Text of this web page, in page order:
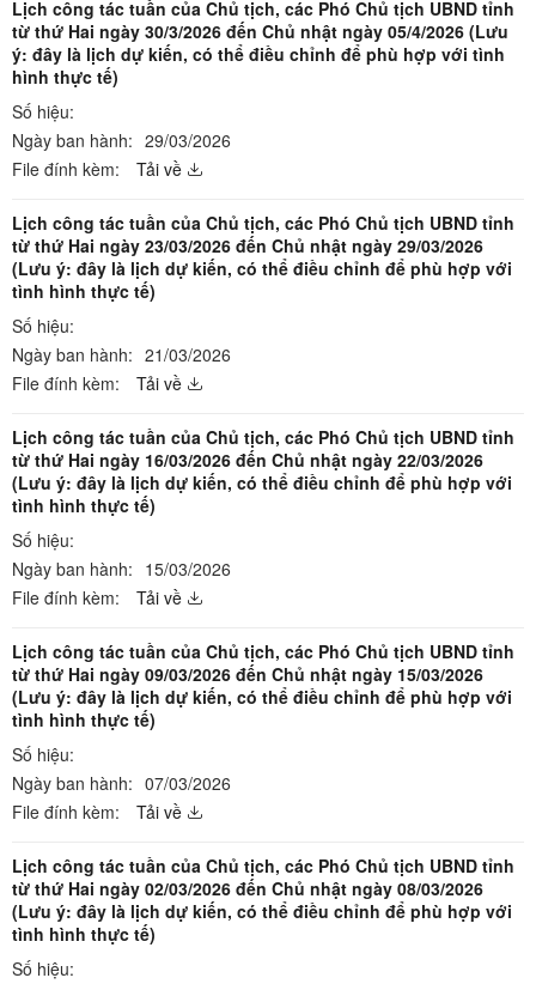
Lịch công tác tuần của Chủ tịch, các Phó Chủ tịch UBND tỉnh
từ thứ Hai ngày 30/3/2026 đến Chủ nhật ngày 05/4/2026 (Lưu
ý: đây là lịch dự kiến, có thể điều chỉnh để phù hợp với tình
hình thực tế)
Số hiệu:
Ngày ban hành: 29/03/2026
File đính kèm:
Tải về
Lịch công tác tuần của Chủ tịch, các Phó Chủ tịch UBND tỉnh
từ thứ Hai ngày 23/03/2026 đến Chủ nhật ngày 29/03/2026
(Lưu ý: đây là lịch dự kiến, có thể điều chỉnh để phù hợp với
tình hình thực tế)
Số hiệu:
Ngày ban hành: 21/03/2026
File đính kèm:
Tải về
Lịch công tác tuần của Chủ tịch, các Phó Chủ tịch UBND tỉnh
từ thứ Hai ngày 16/03/2026 đến Chủ nhật ngày 22/03/2026
(Lưu ý: đây là lịch dự kiến, có thể điều chỉnh để phù hợp với
tình hình thực tế)
Số hiệu:
Ngày ban hành: 15/03/2026
File đính kèm:
Tải về
Lịch công tác tuần của Chủ tịch, các Phó Chủ tịch UBND tỉnh
từ thứ Hai ngày 09/03/2026 đến Chủ nhật ngày 15/03/2026
(Lưu ý: đây là lịch dự kiến, có thể điều chỉnh để phù hợp với
tình hình thực tế)
Số hiệu:
Ngày ban hành: 07/03/2026
File đính kèm:
Tải về
Lịch công tác tuần của Chủ tịch, các Phó Chủ tịch UBND tỉnh
từ thứ Hai ngày 02/03/2026 đến Chủ nhật ngày 08/03/2026
(Lưu ý: đây là lịch dự kiến, có thể điều chỉnh để phù hợp với
tình hình thực tế)
Số hiệu: